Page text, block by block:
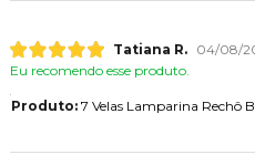
Tatiana R.
04/08/
Eu recomendo esse produto.
Produto:7 Velas Lamparina Rechô